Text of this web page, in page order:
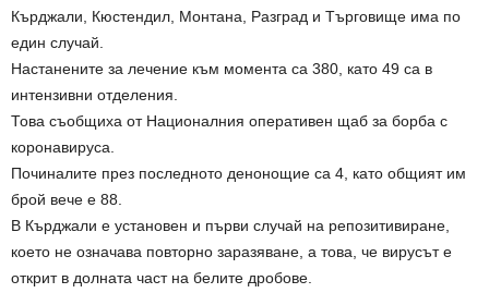
Кърджали, Кюстендил, Монтана, Разград и Търговище има по
един случай.
Настанените за лечение към момента са 380, като 49 са в
интензивни отделения.
Това съобщиха от Националния оперативен щаб за борба с
коронавируса.
Починалите през последното денонощие са 4, като общият им
брой вече е 88.
В Кърджали е установен и първи случай на репозитивиране,
което не означава повторно заразяване, а това, че вирусът е
открит в долната част на белите дробове.